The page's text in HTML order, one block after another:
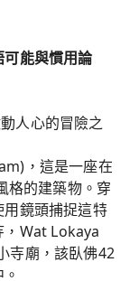
能與慣用論
人心的冒險之
)，這是一座在
格的建築物。穿
鏡頭捕捉這特
，Wat Lokaya
寺廟，該臥佛42